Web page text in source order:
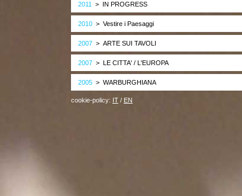
2011 > IN PROGRESS
2010 > Vestire i Paesaggi
2007 > ARTE SUI TAVOLI
2007 > LE CITTA' / L'EUROPA
2005 > WARBURGHIANA
cookie-policy: IT / EN